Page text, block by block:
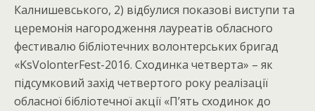
Калнишевського, 2) відбулися показові виступи та
церемонія нагородження лауреатів обласного
фестивалю бібліотечних волонтерських бригад
«KsVolonterFest-2016. Сходинка четверта» – як
підсумковий захід четвертого року реалізації
обласної бібліотечної акції «П’ять сходинок до